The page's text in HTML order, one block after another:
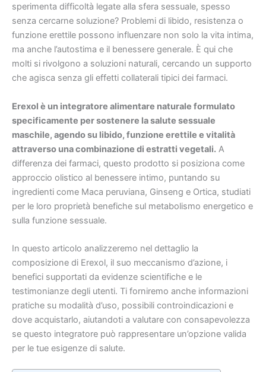
sperimenta difficoltà legate alla sfera sessuale, spesso
senza cercarne soluzione? Problemi di libido, resistenza o
funzione erettile possono influenzare non solo la vita intima,
ma anche l’autostima e il benessere generale. È qui che
molti si rivolgono a soluzioni naturali, cercando un supporto
che agisca senza gli effetti collaterali tipici dei farmaci.
Erexol è un integratore alimentare naturale formulato
specificamente per sostenere la salute sessuale
maschile, agendo su libido, funzione erettile e vitalità
attraverso una combinazione di estratti vegetali. A
differenza dei farmaci, questo prodotto si posiziona come
approccio olistico al benessere intimo, puntando su
ingredienti come Maca peruviana, Ginseng e Ortica, studiati
per le loro proprietà benefiche sul metabolismo energetico e
sulla funzione sessuale.
In questo articolo analizzeremo nel dettaglio la
composizione di Erexol, il suo meccanismo d’azione, i
benefici supportati da evidenze scientifiche e le
testimonianze degli utenti. Ti forniremo anche informazioni
pratiche su modalità d’uso, possibili controindicazioni e
dove acquistarlo, aiutandoti a valutare con consapevolezza
se questo integratore può rappresentare un’opzione valida
per le tue esigenze di salute.